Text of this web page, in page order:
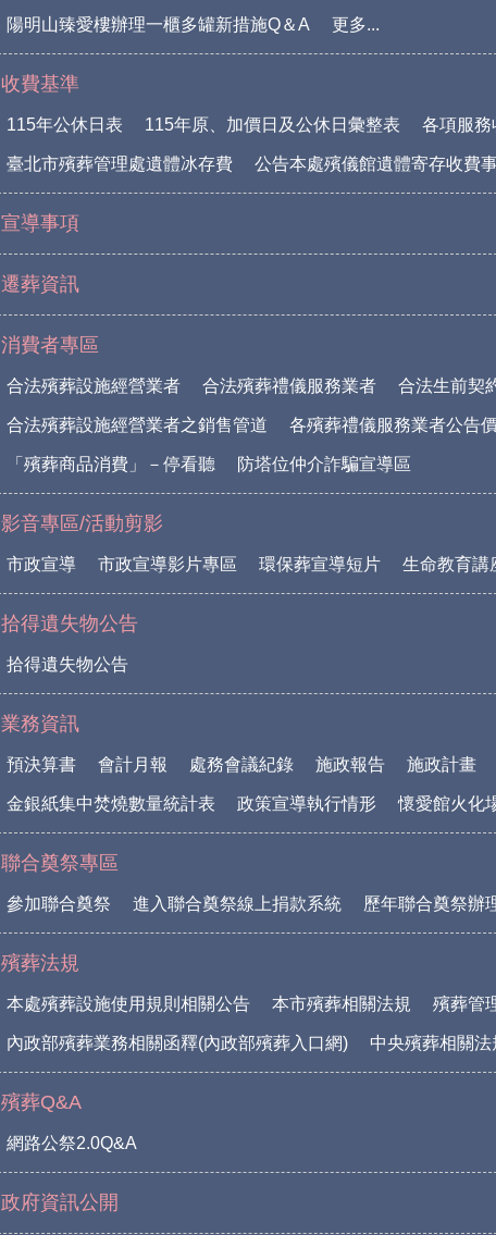
陽明山臻愛樓辦理一櫃多罐新措施Q＆A 更多...
收費基準
115年公休日表 115年原、加價日及公休日彙整表 各項服
臺北市殯葬管理處遺體冰存費 公告本處殯儀館遺體寄存收費
宣導事項
遷葬資訊
消費者專區
合法殯葬設施經營業者 合法殯葬禮儀服務業者 合法生前契
合法殯葬設施經營業者之銷售管道 各殯葬禮儀服務業者公告
「殯葬商品消費」－停看聽 防塔位仲介詐騙宣導區
影音專區/活動剪影
市政宣導 市政宣導影片專區 環保葬宣導短片 生命教育講
拾得遺失物公告
拾得遺失物公告
業務資訊
預決算書 會計月報 處務會議紀錄 施政報告 施政計畫
金銀紙集中焚燒數量統計表 政策宣導執行情形 懷愛館火化
聯合奠祭專區
參加聯合奠祭 進入聯合奠祭線上捐款系統 歷年聯合奠祭辦
殯葬法規
本處殯葬設施使用規則相關公告 本市殯葬相關法規 殯葬管
內政部殯葬業務相關函釋(內政部殯葬入口網) 中央殯葬相關
殯葬Q&A
網路公祭2.0Q&A
政府資訊公開